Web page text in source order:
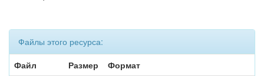
Файлы этого ресурса:
Файл
Размер
Формат